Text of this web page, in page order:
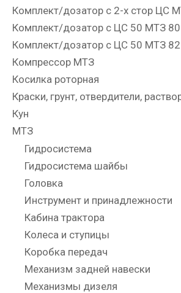
Комплект/дозатор с 2-х стор ЦС
Комплект/дозатор с ЦС 50 МТЗ 80
Комплект/дозатор с ЦС 50 МТЗ 82
Компрессор МТЗ
Косилка роторная
Краски, грунт, отвердители,
Кун
МТЗ
Гидросистема
Гидросистема шайбы
Головка
Инструмент и принадлежности
Кабина трактора
Колеса и ступицы
Коробка передач
Механизм задней навески
Механизмы дизеля